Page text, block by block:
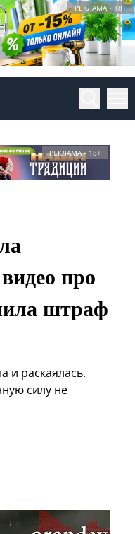
РЕКЛАМА • 18+
РЕКЛАМА • 18+
про
штраф
и раскаялась.
силу не